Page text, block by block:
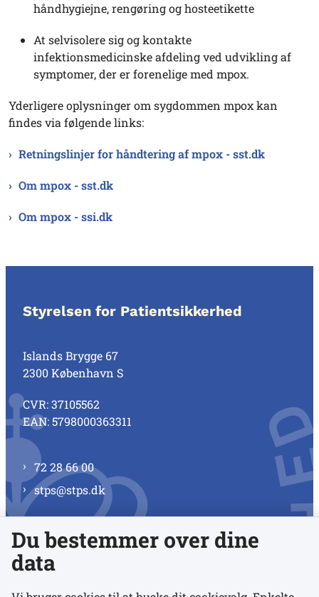
håndhygiejne, rengøring og hosteetikette
At selvisolere sig og kontakte
infektionsmedicinske afdeling ved udvikling af
symptomer, der er forenelige med mpox.
Yderligere oplysninger om sygdommen mpox kan
findes via følgende links:
Retningslinjer for håndtering af mpox - sst.dk
Om mpox - sst.dk
Om mpox - ssi.dk
Styrelsen for Patientsikkerhed
Islands Brygge 67
2300 København S
CVR: 37105562
EAN: 5798000363311
72 28 66 00
stps@stps.dk
Se alle kontaktnumre
Du bestemmer over dine
data